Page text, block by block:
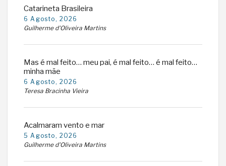
Catarineta Brasileira
6 Agosto, 2026
Guilherme d'Oliveira Martins
Mas é mal feito… meu pai, é mal feito… é mal feito…
minha mãe
6 Agosto, 2026
Teresa Bracinha Vieira
Acalmaram vento e mar
5 Agosto, 2026
Guilherme d'Oliveira Martins